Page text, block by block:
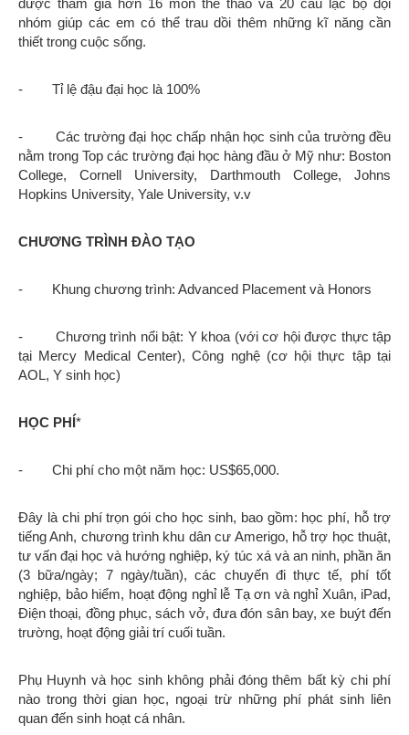
được tham gia hơn 16 môn thể thao và 20 câu lạc bộ đội
nhóm giúp các em có thể trau dồi thêm những kĩ năng cần
thiết trong cuộc sống.
- Tỉ lệ đậu đại học là 100%
- Các trường đại học chấp nhận học sinh của trường đều
nằm trong Top các trường đại học hàng đầu ở Mỹ như: Boston
College, Cornell University, Darthmouth College, Johns
Hopkins University, Yale University, v.v
CHƯƠNG TRÌNH ĐÀO TẠO
- Khung chương trình: Advanced Placement và Honors
- Chương trình nổi bật: Y khoa (với cơ hội được thực tập
tại Mercy Medical Center), Công nghệ (cơ hội thực tập tại
AOL, Y sinh học)
HỌC PHÍ*
- Chi phí cho một năm học: US$65,000.
Đây là chi phí trọn gói cho học sinh, bao gồm: học phí, hỗ trợ
tiếng Anh, chương trình khu dân cư Amerigo, hỗ trợ học thuật,
tư vấn đại học và hướng nghiệp, ký túc xá và an ninh, phần ăn
(3 bữa/ngày; 7 ngày/tuần), các chuyến đi thực tế, phí tốt
nghiệp, bảo hiểm, hoạt động nghỉ lễ Tạ ơn và nghỉ Xuân, iPad,
Điện thoại, đồng phục, sách vở, đưa đón sân bay, xe buýt đến
trường, hoạt động giải trí cuối tuần.
Phụ Huynh và học sinh không phải đóng thêm bất kỳ chi phí
nào trong thời gian học, ngoại trừ những phí phát sinh liên
quan đến sinh hoạt cá nhân.